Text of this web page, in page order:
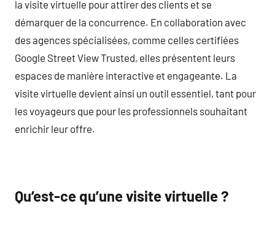
la visite virtuelle pour attirer des clients et se
démarquer de la concurrence. En collaboration avec
des agences spécialisées, comme celles certifiées
Google Street View Trusted, elles présentent leurs
espaces de manière interactive et engageante. La
visite virtuelle devient ainsi un outil essentiel, tant pour
les voyageurs que pour les professionnels souhaitant
enrichir leur offre.
Qu’est-ce qu’une visite virtuelle ?